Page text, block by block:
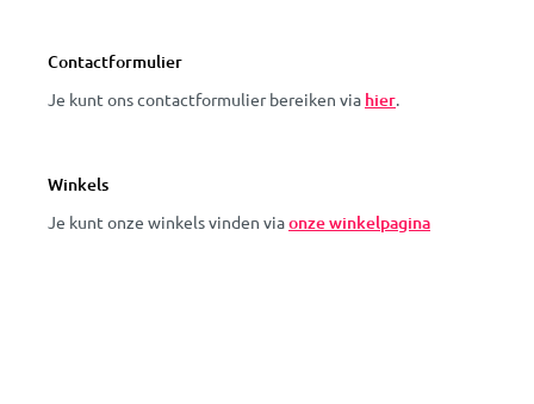
Contactformulier
Je kunt ons contactformulier bereiken via hier.
Winkels
Je kunt onze winkels vinden viaonze winkelpagina